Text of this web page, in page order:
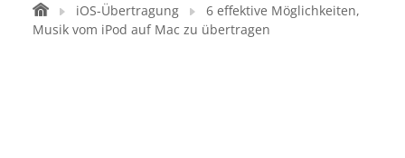
iOS-Übertragung
6 effektive Möglichkeiten,
Musik vom iPod auf Mac zu übertragen